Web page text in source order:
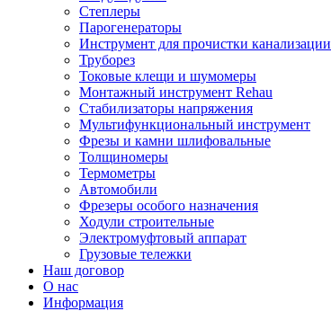
Степлеры
Парогенераторы
Инструмент для прочистки канализации
Труборез
Токовые клещи и шумомеры
Монтажный инструмент Rehau
Стабилизаторы напряжения
Мультифункциональный инструмент
Фрезы и камни шлифовальные
Толщиномеры
Термометры
Автомобили
Фрезеры особого назначения
Ходули строительные
Электромуфтовый аппарат
Грузовые тележки
Наш договор
О нас
Информация